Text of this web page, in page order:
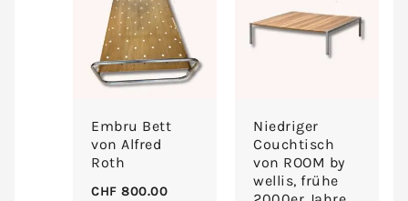
Embru Bett
von Alfred
Roth
CHF 800.00
Niedriger
Couchtisch
von ROOM by
wellis, frühe